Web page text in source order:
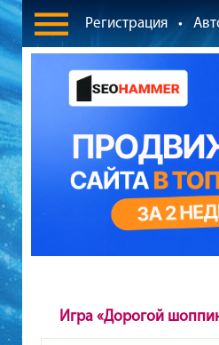
Регистрация •
Игра «Дорогой